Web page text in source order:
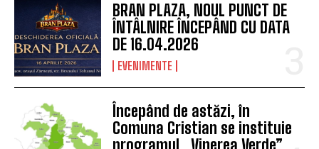
BRAN PLAZA, NOUL PUNCT DE
ÎNTÂLNIRE ÎNCEPÂND CU DATA
DE 16.04.2026
EVENIMENTE
Începând de astăzi, în
Comuna Cristian se instituie
programul „Vinerea Verde”